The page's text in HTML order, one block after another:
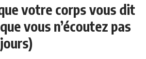
votre corps vous dit
vous n’écoutez pas